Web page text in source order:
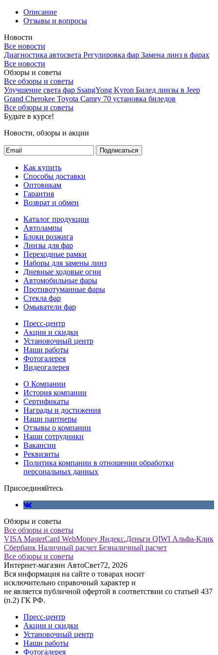
Описание
Отзывы и вопросы
Новости
Все новости
Диагностика автосвета Регулировка фар Замена линз в фарах
Все новости
Обзоры и советы
Все обзоры и советы
Улучшение света фар SsangYong Kyron Билед линзы в Jeep
Grand Cherokee Toyota Camry 70 установка биледов
Все обзоры и советы
Будьте в курсе!
Новости, обзоры и акции
Подписаться
Как купить
Способы доставки
Оптовикам
Гарантия
Возврат и обмен
Каталог продукции
Автолампы
Блоки розжига
Линзы для фар
Переходные рамки
Наборы для замены линз
Дневные ходовые огни
Автомобильные фары
Противотуманные фары
Стекла фар
Омыватели фар
Пресс-центр
Акции и скидки
Установочный центр
Наши работы
Фотогалерея
Видеогалерея
О Компании
История компании
Сертификаты
Награды и достижения
Наши партнеры
Отзывы о компании
Наши сотрудники
Вакансии
Реквизиты
Политика компании в отношении обработки
персональных данных
Присоединяйтесь
Обзоры и советы
Все обзоры и советы
VISA MasterCard WebMoney Яндекс.Деньги QIWI Альфа-Клик
Сбербанк Наличный расчет Безналичный расчет
Все обзоры и советы
Интернет-магазин АвтоСвет72, 2026
Вся информация на сайте о товарах носит
исключительно справочный характер и
не является публичной офертой в соответствии со статьей 437
(п.2) ГК РФ.
Пресс-центр
Акции и скидки
Установочный центр
Наши работы
Фотогалерея